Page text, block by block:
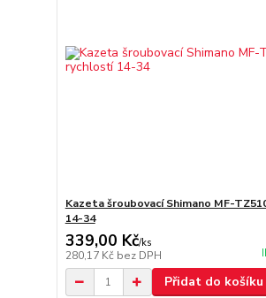
Kazeta šroubovací Shimano MF-
14-34
339,00 Kč/ks
280,17 Kč bez DPH
Přidat do košíku